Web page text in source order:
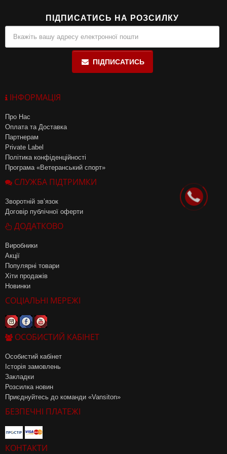
ПІДПИСАТИСЬ НА РОЗСИЛКУ
ПІДПИСАТИСЬ
ІНФОРМАЦІЯ
Про Нас
Оплата та Доставка
Партнерам
Private Label
Політика конфіденційності
Програма «Ветеранський спорт»
СЛУЖБА ПІДТРИМКИ
Зворотній зв’язок
Договір публічної оферти
ДОДАТКОВО
Виробники
Акції
Популярні товари
Хіти продажів
Новинки
СОЦІАЛЬНІ МЕРЕЖІ
ОСОБИСТИЙ КАБІНЕТ
Особистий кабінет
Історія замовлень
Закладки
Розсилка новин
Приєднуйтесь до команди «Vansiton»
БЕЗПЕЧНІ ПЛАТЕЖІ
КОНТАКТИ